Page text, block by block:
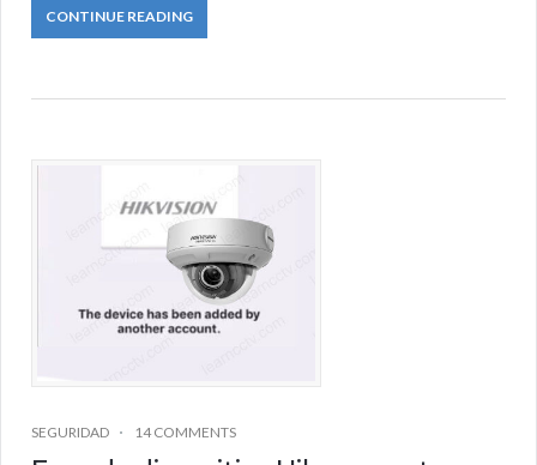
CONTINUE READING
SEGURIDAD 14 COMMENTS